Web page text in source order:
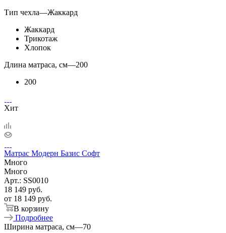
Тип чехла—Жаккард
Жаккард
Трикотаж
Хлопок
Длина матраса, см—200
200
Хит
Матрас Модерн Базис Софт
Много
Много
Арт.: SS0010
18 149 руб.
от 18 149 руб.
В корзину
Подробнее
Ширина матраса, см—70